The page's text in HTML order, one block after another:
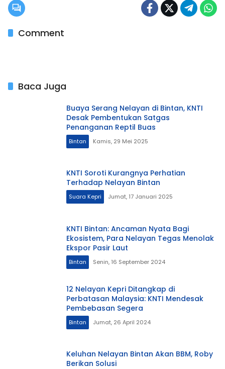
Comment
Baca Juga
Buaya Serang Nelayan di Bintan, KNTI
Desak Pembentukan Satgas
Penanganan Reptil Buas
Bintan Kamis, 29 Mei 2025
KNTI Soroti Kurangnya Perhatian
Terhadap Nelayan Bintan
Suara Kepri Jumat, 17 Januari 2025
KNTI Bintan: Ancaman Nyata Bagi
Ekosistem, Para Nelayan Tegas Menolak
Ekspor Pasir Laut
Bintan Senin, 16 September 2024
12 Nelayan Kepri Ditangkap di
Perbatasan Malaysia: KNTI Mendesak
Pembebasan Segera
Bintan Jumat, 26 April 2024
Keluhan Nelayan Bintan Akan BBM, Roby
Berikan Solusi